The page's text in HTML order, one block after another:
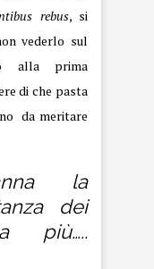
rebus, si
vederlo sul
alla prima
di che pasta
da meritare
la
dei
più…..